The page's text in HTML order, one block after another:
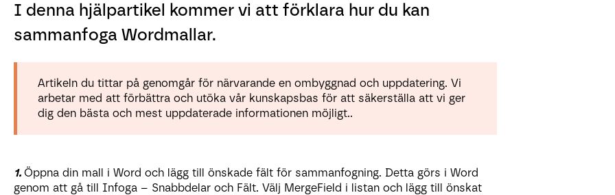
I denna hjälpartikel kommer vi att förklara hur du kan
sammanfoga Wordmallar.
Artikeln du tittar på genomgår för närvarande en ombyggnad och uppdatering. Vi
arbetar med att förbättra och utöka vår kunskapsbas för att säkerställa att vi ger
dig den bästa och mest uppdaterade informationen möjligt..
1. Öppna din mall i Word och lägg till önskade fält för sammanfogning. Detta görs i Word
genom att gå till Infoga – Snabbdelar och Fält. Välj MergeField i listan och lägg till önskat